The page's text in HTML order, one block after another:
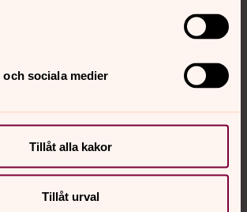
sociala medier
Tillåt alla kakor
Tillåt urval